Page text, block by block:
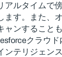
アルタイムで
ます。また、
ャンすること
クラウド
ンテリジェン